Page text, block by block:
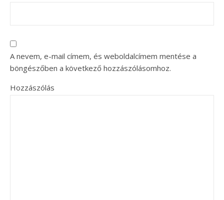
A nevem, e-mail címem, és weboldalcímem mentése a
böngészőben a következő hozzászólásomhoz.
Hozzászólás